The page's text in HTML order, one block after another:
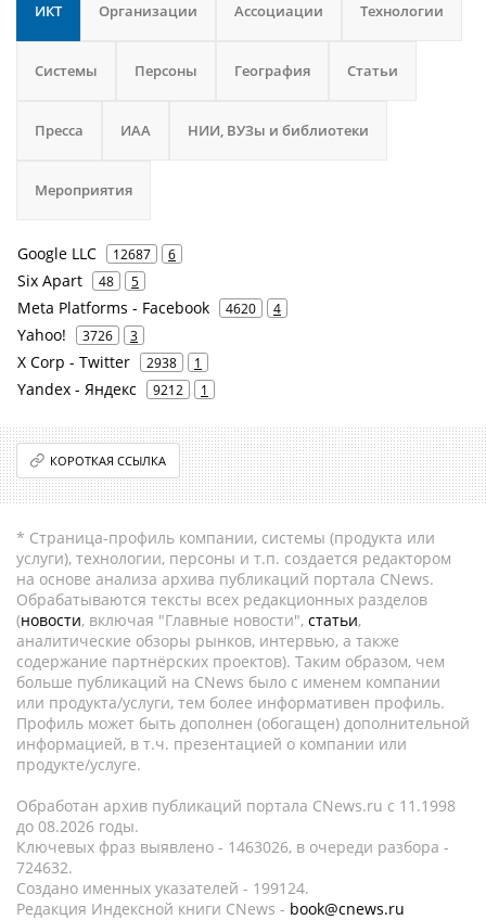
ИКТ Организации Ассоциации Технологии
Системы Персоны География Статьи
Пресса ИАА НИИ, ВУЗы и библиотеки
Мероприятия
Google LLC 12687 6
Six Apart 48 5
Meta Platforms - Facebook 4620 4
Yahoo! 3726 3
X Corp - Twitter 2938 1
Yandex - Яндекс 9212 1
КОРОТКАЯ ССЫЛКА
* Страница-профиль компании, системы (продукта или
услуги), технологии, персоны и т.п. создается редактором
на основе анализа архива публикаций портала CNews.
Обрабатываются тексты всех редакционных разделов
(новости, включая "Главные новости", статьи,
аналитические обзоры рынков, интервью, а также
содержание партнёрских проектов). Таким образом, чем
больше публикаций на CNews было с именем компании
или продукта/услуги, тем более информативен профиль.
Профиль может быть дополнен (обогащен) дополнительной
информацией, в т.ч. презентацией о компании или
продукте/услуге.
Обработан архив публикаций портала CNews.ru c 11.1998
до 08.2026 годы.
Ключевых фраз выявлено - 1463026, в очереди разбора -
724632.
Создано именных указателей - 199124.
Редакция Индексной книги CNews - book@cnews.ru